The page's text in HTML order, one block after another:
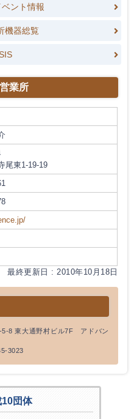
ント情報
機器総覧
業所
尾東1-19-19
最終更新日 : 2010年10月18日
8 東大通野村ビル7F アドバン
3023
団体